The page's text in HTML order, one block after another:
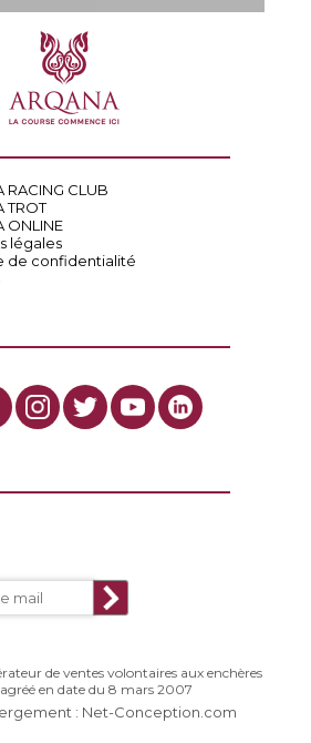
RACING CLUB
TROT
ONLINE
légales
de confidentialité
de ventes volontaires aux enchères
en date du 8 mars 2007
: Net-Conception.com